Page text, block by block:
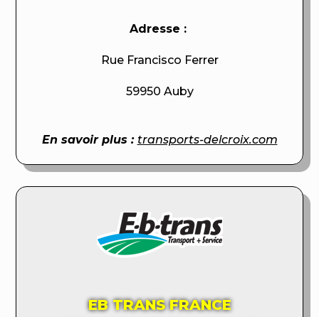
Adresse :
Rue Francisco Ferrer
59950 Auby
En savoir plus : transports-delcroix.com
EB TRANS FRANCE